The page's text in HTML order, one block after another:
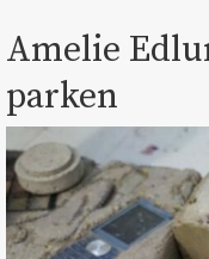
Amelie
parken